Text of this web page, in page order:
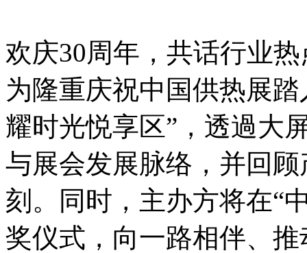
欢庆30周年，共话行业热
为隆重庆祝中国供热展
耀时光悦享区”，透過大
与展会发展脉络，并回
刻。同时，主办方将在“
奖仪式，向一路相伴、